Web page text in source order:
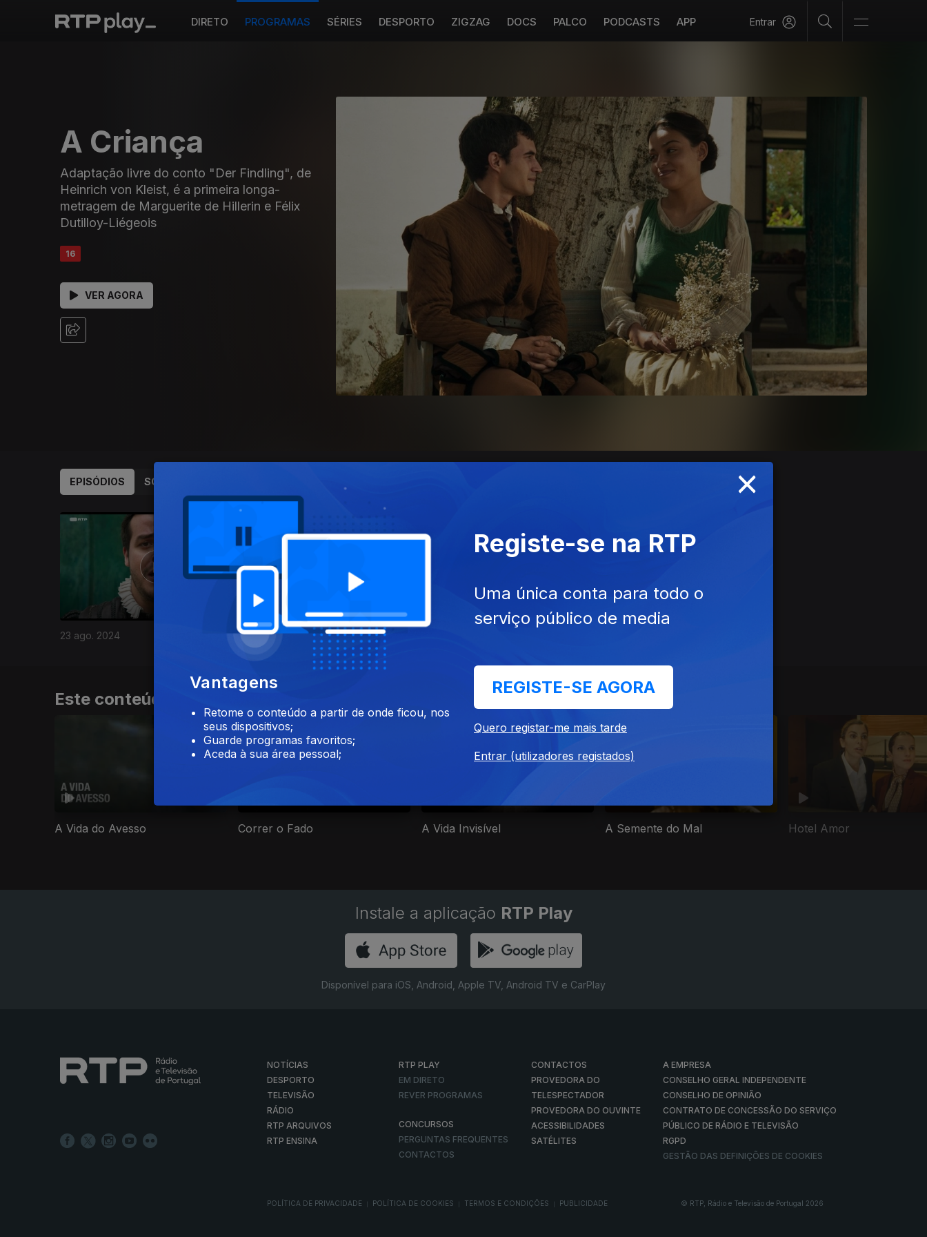
DIRETO PROGRAMAS SÉRIES DESPORTO ZIGZAG DOCS PALCO PODCASTS APP Entrar
A Criança
Adaptação livre do conto "Der Findling", de
Heinrich von Kleist, é a primeira longa-
metragem de Marguerite de Hillerin e Félix
Dutilloy-Liégeois
16
VER AGORA
EPISÓDIOS SOBRE
23 ago. 2024
790492
Este conteúdo faz parte de Cinema Português
A Vida do Avesso Correr o Fado A Vida Invisível A Semente do Mal Hotel Amor
Instale a aplicação RTP Play
Disponível para iOS, Android, Apple TV, Android TV e CarPlay
NOTÍCIAS
DESPORTO
TELEVISÃO
RÁDIO
RTP ARQUIVOS
RTP ENSINA
RTP PLAY
EM DIRETO
REVER PROGRAMAS
CONCURSOS
PERGUNTAS FREQUENTES
CONTACTOS
CONTACTOS
PROVEDORA DO
TELESPECTADOR
PROVEDORA DO OUVINTE
ACESSIBILIDADES
SATÉLITES
A EMPRESA
CONSELHO GERAL INDEPENDENTE
CONSELHO DE OPINIÃO
CONTRATO DE CONCESSÃO DO SERVIÇO
PÚBLICO DE RÁDIO E TELEVISÃO
RGPD
GESTÃO DAS DEFINIÇÕES DE COOKIES
POLÍTICA DE PRIVACIDADE POLÍTICA DE COOKIES TERMOS E CONDIÇÕES PUBLICIDADE © RTP, Rádio e Televisão de Portugal 2026
×
Vantagens
Retome o conteúdo a partir de onde ficou, nos
seus dispositivos;
Guarde programas favoritos;
Aceda à sua área pessoal;
Registe-se na RTP
Uma única conta para todo o
serviço público de media
REGISTE-SE AGORA
Quero registar-me mais tarde
Entrar (utilizadores registados)